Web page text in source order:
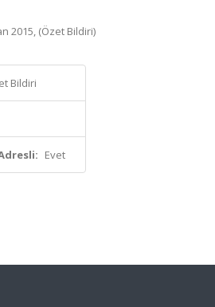
2015, (Özet Bildiri)
Bildiri
Evet